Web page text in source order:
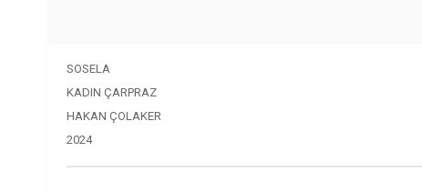
SOSELA
KADIN ÇARPRAZ
HAKAN ÇOLAKER
2024